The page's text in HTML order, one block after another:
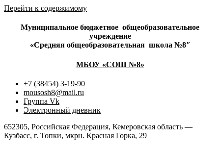
Перейти к содержимому
Муниципальное бюджетное общеобразовательное
учреждение
«Средняя общеобразовательная школа №8″
МБОУ «СОШ №8»
+7 (38454) 3-19-90
mousosh8@mail.ru
Группа Vk
Электронный дневник
652305, Российская Федерация, Кемеровская область —
Кузбасс, г. Топки, мкрн. Красная Горка, 29